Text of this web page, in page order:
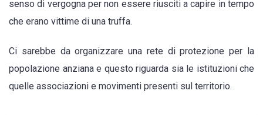
senso di vergogna per non essere riusciti a capire in tempo
che erano vittime di una truffa.
Ci sarebbe da organizzare una rete di protezione per la
popolazione anziana e questo riguarda sia le istituzioni che
quelle associazioni e movimenti presenti sul territorio.